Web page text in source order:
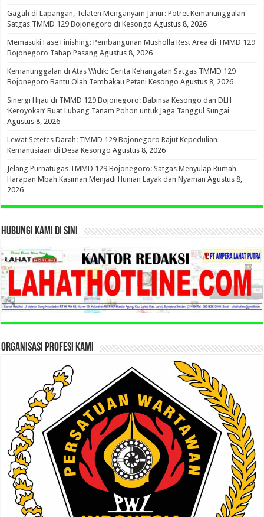
Gagah di Lapangan, Telaten Menganyam Janur: Potret Kemanunggalan
Satgas TMMD 129 Bojonegoro di Kesongo Agustus 8, 2026
Memasuki Fase Finishing: Pembangunan Musholla Rest Area di TMMD 129
Bojonegoro Tahap Pasang Agustus 8, 2026
Kemanunggalan di Atas Widik: Cerita Kehangatan Satgas TMMD 129
Bojonegoro Bantu Olah Tembakau Petani Kesongo Agustus 8, 2026
Sinergi Hijau di TMMD 129 Bojonegoro: Babinsa Kesongo dan DLH
‘Keroyokan’ Buat Lubang Tanam Pohon untuk Jaga Tanggul Sungai
Agustus 8, 2026
Lewat Setetes Darah: TMMD 129 Bojonegoro Rajut Kepedulian
Kemanusiaan di Desa Kesongo Agustus 8, 2026
Jelang Purnatugas TMMD 129 Bojonegoro: Satgas Menyulap Rumah
Harapan Mbah Kasiman Menjadi Hunian Layak dan Nyaman Agustus 8,
2026
HUBUNGI KAMI DI SINI
ORGANISASI PROFESI KAMI